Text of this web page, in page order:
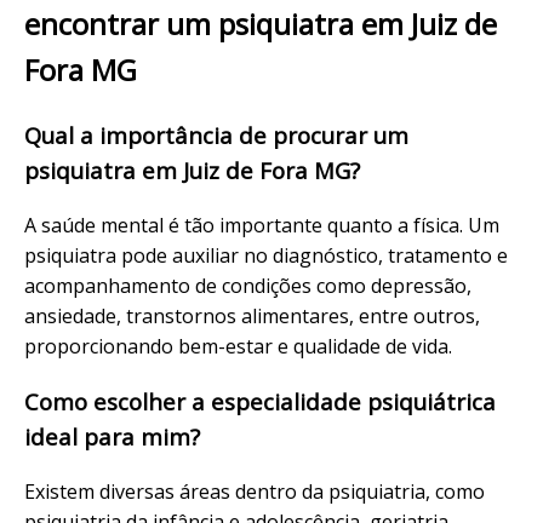
encontrar um psiquiatra em Juiz de
Fora MG
Qual a importância de procurar um
psiquiatra em Juiz de Fora MG?
A saúde mental é tão importante quanto a física. Um
psiquiatra pode auxiliar no diagnóstico, tratamento e
acompanhamento de condições como depressão,
ansiedade, transtornos alimentares, entre outros,
proporcionando bem-estar e qualidade de vida.
Como escolher a especialidade psiquiátrica
ideal para mim?
Existem diversas áreas dentro da psiquiatria, como